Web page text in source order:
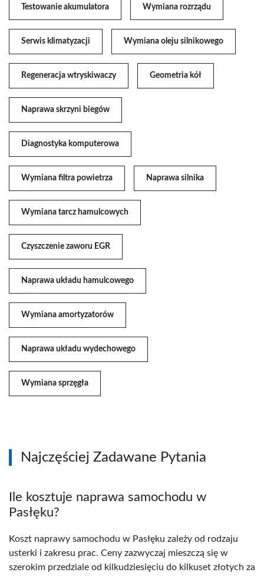
Testowanie akumulatora Wymiana rozrządu
Serwis klimatyzacji Wymiana oleju silnikowego
Regeneracja wtryskiwaczy Geometria kół
Naprawa skrzyni biegów
Diagnostyka komputerowa
Wymiana filtra powietrza Naprawa silnika
Wymiana tarcz hamulcowych
Czyszczenie zaworu EGR
Naprawa układu hamulcowego
Wymiana amortyzatorów
Naprawa układu wydechowego
Wymiana sprzęgła
Najczęściej Zadawane Pytania
Ile kosztuje naprawa samochodu w
Pasłęku?
Koszt naprawy samochodu w Pasłęku zależy od rodzaju
usterki i zakresu prac. Ceny zazwyczaj mieszczą się w
szerokim przedziale od kilkudziesięciu do kilkuset złotych za